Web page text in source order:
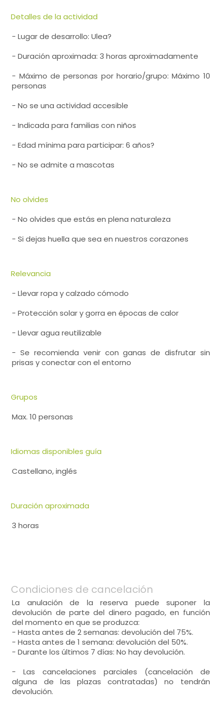
Detalles de la actividad
- Lugar de desarrollo: Ulea?
- Duración aproximada: 3 horas aproximadamente
- Máximo de personas por horario/grupo: Máximo 10
personas
- No se una actividad accesible
- Indicada para familias con niños
- Edad mínima para participar: 6 años?
- No se admite a mascotas
No olvides
- No olvides que estás en plena naturaleza
- Si dejas huella que sea en nuestros corazones
Relevancia
- Llevar ropa y calzado cómodo
- Protección solar y gorra en épocas de calor
- Llevar agua reutilizable
- Se recomienda venir con ganas de disfrutar sin
prisas y conectar con el entorno
Grupos
Max. 10 personas
Idiomas disponibles guía
Castellano, inglés
Duración aproximada
3 horas
Condiciones de cancelación
La anulación de la reserva puede suponer la
devolución de parte del dinero pagado, en función
del momento en que se produzca:
- Hasta antes de 2 semanas: devolución del 75%.
- Hasta antes de 1 semana: devolución del 50%.
- Durante los últimos 7 días: No hay devolución.
- Las cancelaciones parciales (cancelación de
alguna de las plazas contratadas) no tendrán
devolución.